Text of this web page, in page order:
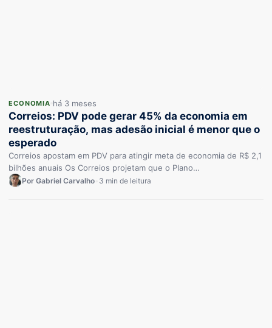
ECONOMIA há 3 meses
Correios: PDV pode gerar 45% da economia em
reestruturação, mas adesão inicial é menor que o
esperado
Correios apostam em PDV para atingir meta de economia de R$ 2,1
bilhões anuais Os Correios projetam que o Plano…
Por Gabriel Carvalho 3 min de leitura